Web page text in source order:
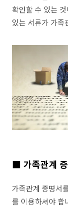
확인할 수 있는
있는 서류가 가족
■ 가족관계
가족관계 증명서
를 이용하셔야 합